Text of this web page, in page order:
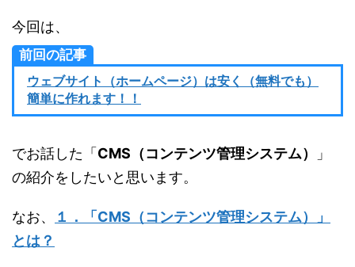
今回は、
前回の記事
ウェブサイト（ホームページ）は安く（無料でも）
簡単に作れます！！
でお話した「CMS（コンテンツ管理システム）
」
の紹介をしたいと思います。
なお、
１．「CMS（コンテンツ管理システム）」
とは？